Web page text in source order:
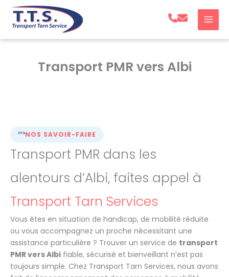
Aller
Transport PMR vers Albi
NOS SAVOIR-FAIRE
Transport PMR dans les
alentours d’Albi, faites appel à
Transport Tarn Services
Vous êtes en situation de handicap, de mobilité réduite
ou vous accompagnez un proche nécessitant une
assistance particulière ? Trouver un service de transport
PMR vers Albi fiable, sécurisé et bienveillant n’est pas
toujours simple. Chez Transport Tarn Services, nous avons